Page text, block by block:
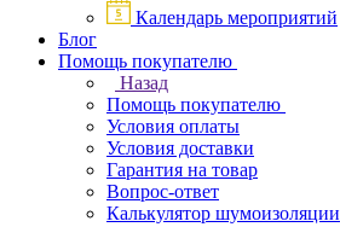
Календарь мероприятий
Блог
Помощь покупателю
Назад
Помощь покупателю
Условия оплаты
Условия доставки
Гарантия на товар
Вопрос-ответ
Калькулятор шумоизоляции